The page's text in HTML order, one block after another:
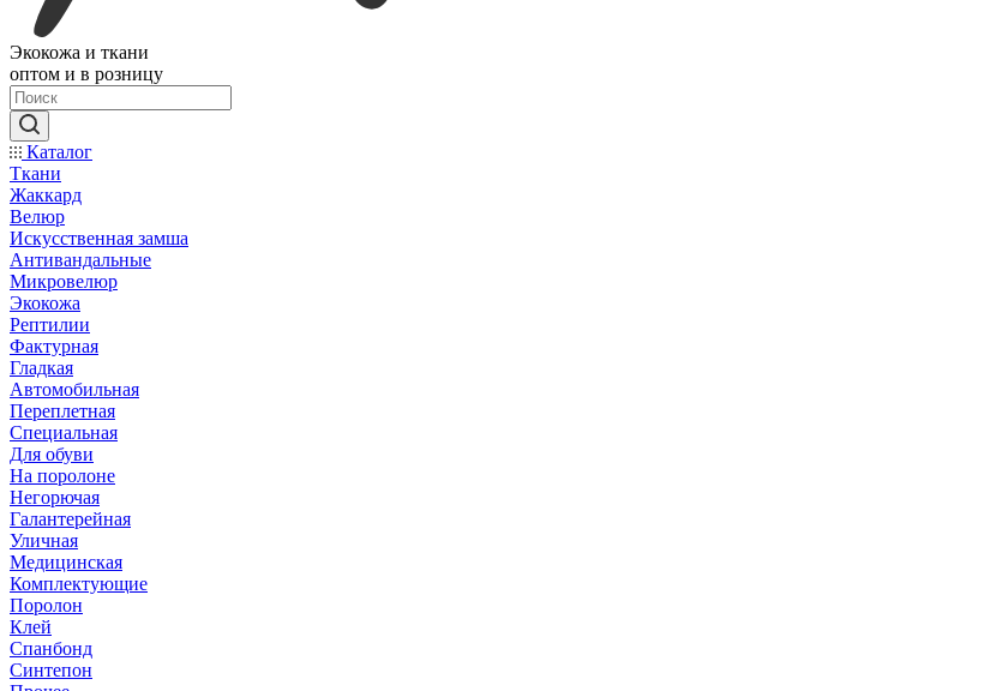
Экокожа и ткани
оптом и в розницу
Каталог
Ткани
Жаккард
Велюр
Искусственная замша
Антивандальные
Микровелюр
Экокожа
Рептилии
Фактурная
Гладкая
Автомобильная
Переплетная
Специальная
Для обуви
На поролоне
Негорючая
Галантерейная
Уличная
Медицинская
Комплектующие
Поролон
Клей
Спанбонд
Синтепон